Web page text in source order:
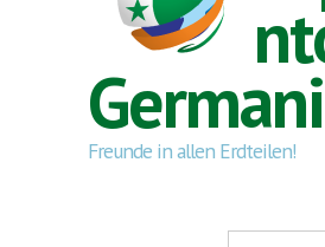
Freunde in allen Erdteilen!